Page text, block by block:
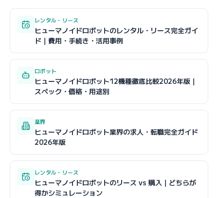
レンタル・リース
ヒューマノイドロボットのレンタル・リース完全ガイ
ド｜費用・手続き・活用事例
ロボット
ヒューマノイドロボット12機種徹底比較2026年版｜
スペック・価格・用途別
業界
ヒューマノイドロボット業界の求人・転職完全ガイド
2026年版
レンタル・リース
ヒューマノイドロボットのリース vs 購入｜どちらが
得かシミュレーション